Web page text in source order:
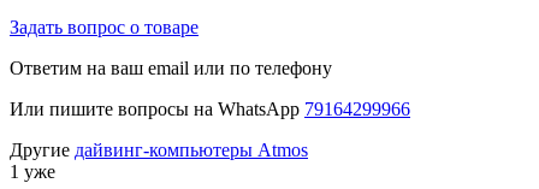
Задать вопрос о товаре
Ответим на ваш email или по телефону
Или пишите вопросы на WhatsApp 79164299966
Другие дайвинг-компьютеры Atmos
1 уже